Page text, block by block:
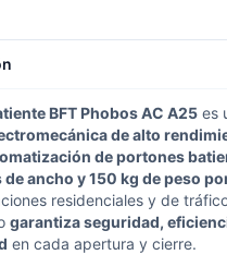
BFT Phobos AC A25 es
de alto
de portones
ancho y 150 kg de peso
residenciales y de
garantiza seguridad,
en cada apertura y cierre.